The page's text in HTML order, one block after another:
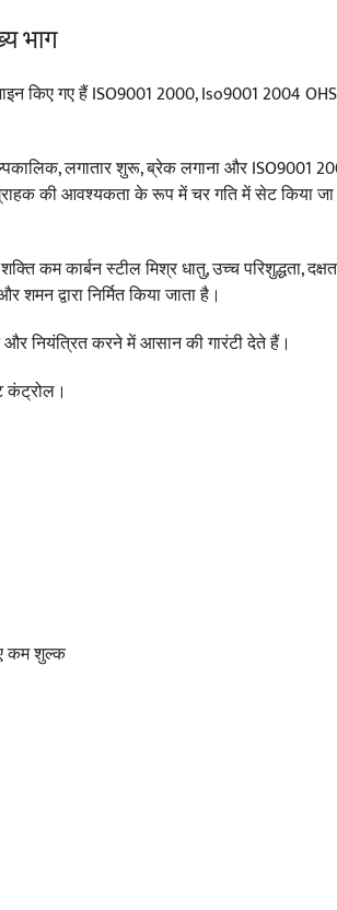
भाग
किए गए हैं ISO9001 2000, Iso9001 2004
लगातार शुरू, ब्रेक लगाना और ISO9001
की आवश्यकता के रूप में चर गति में सेट किया
कम कार्बन स्टील मिश्र धातु, उच्च परिशुद्धता,
शमन द्वारा निर्मित किया जाता है।
नियंत्रित करने में आसान की गारंटी देते हैं।
कंट्रोल।
कम शुल्क